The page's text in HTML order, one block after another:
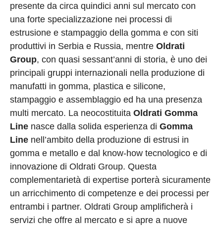
presente da circa quindici anni sul mercato con
una forte specializzazione nei processi di
estrusione e stampaggio della gomma e con siti
produttivi in Serbia e Russia, mentre Oldrati
Group, con quasi sessant’anni di storia, è uno dei
principali gruppi internazionali nella produzione di
manufatti in gomma, plastica e silicone,
stampaggio e assemblaggio ed ha una presenza
multi mercato. La neocostituita Oldrati Gomma
Line nasce dalla solida esperienza di Gomma
Line nell’ambito della produzione di estrusi in
gomma e metallo e dal know-how tecnologico e di
innovazione di Oldrati Group. Questa
complementarietà di expertise porterà sicuramente
un arricchimento di competenze e dei processi per
entrambi i partner. Oldrati Group amplificherà i
servizi che offre al mercato e si apre a nuove